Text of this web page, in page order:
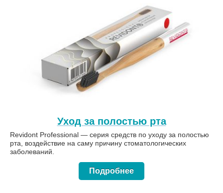
Уход за полостью рта
Revidont Professional — серия средств по уходу за полостью
рта, воздействие на саму причину стоматологических
заболеваний.
Подробнее